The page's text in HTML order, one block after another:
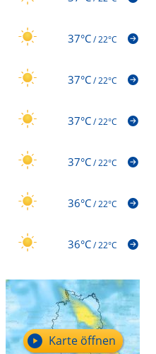
37°C/22°C
37°C/22°C
37°C/22°C
37°C/22°C
36°C/22°C
36°C/22°C
Karte öffnen